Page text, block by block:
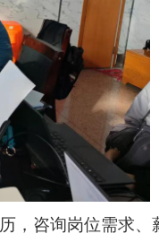
，咨询岗位需求